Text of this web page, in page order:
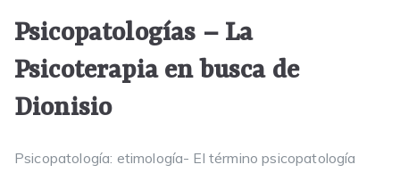
Psicopatologías – La
Psicoterapia en busca de
Dionisio
Psicopatología: etimología- El término psicopatología